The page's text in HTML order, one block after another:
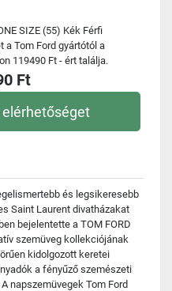
SIZE (55) Kék Férfi
a Tom Ford gyártótól a
119490 Ft - ért találja.
Ft
elérhetőséget
és legsikeresebb
Saint Laurent divatházakat
bejelentette a TOM FORD
szemüveg kollekciójának
kidolgozott keretei
a fényűző szemészeti
napszemüvegek Tom Ford